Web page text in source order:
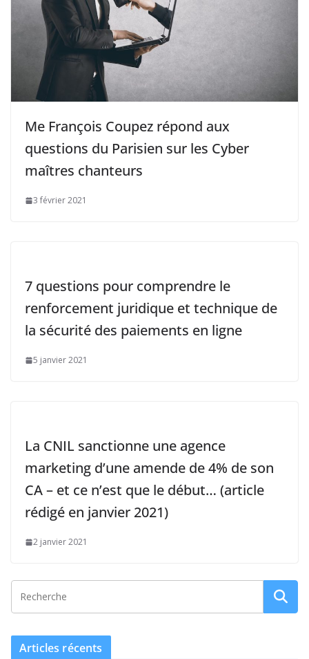
Me François Coupez répond aux
questions du Parisien sur les Cyber
maîtres chanteurs
3 février 2021
7 questions pour comprendre le
renforcement juridique et technique de
la sécurité des paiements en ligne
5 janvier 2021
La CNIL sanctionne une agence
marketing d’une amende de 4% de son
CA – et ce n’est que le début… (article
rédigé en janvier 2021)
2 janvier 2021
Articles récents